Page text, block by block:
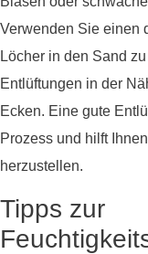
Verwenden Sie einen
Löcher in den Sand
Entlüftungen in der
Ecken. Eine gute
Prozess und hilft
herzustellen.
Tipps zur